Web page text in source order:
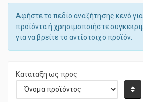
Αφήστε το πεδίο αναζήτησης κενό
προϊόντα ή χρησιμοποιήστε
για να βρείτε το αντίστοιχο προϊόν.
Κατάταξη ως προς